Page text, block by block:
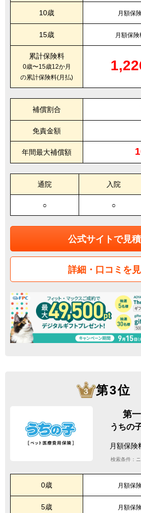
10歳 月額保
15歳 月額保険
累計保険料
0歳〜15歳12か月
の累計保険料(月払)
補償割合
免責金額
年間最大補償額
通院 入院
○ ○
公式サイトで見
詳細・口コミを
第3位
第
うちの
月額保険
検索条件：
0歳 月額保
5歳 月額保